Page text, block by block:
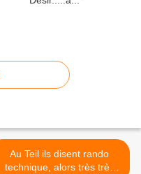
Au Teil ils disent rando
technique, alors très très